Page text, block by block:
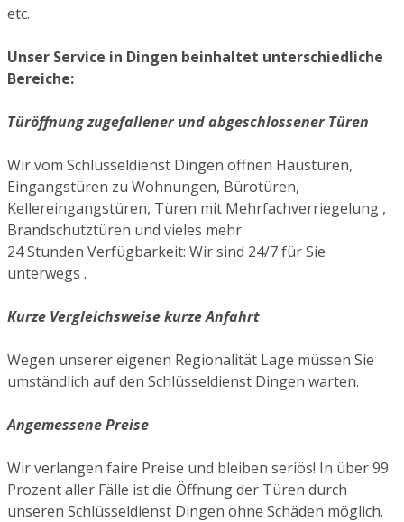
etc.
Unser Service in Dingen beinhaltet unterschiedliche
Bereiche:
Türöffnung zugefallener und abgeschlossener Türen
Wir vom Schlüsseldienst Dingen öffnen Haustüren,
Eingangstüren zu Wohnungen, Bürotüren,
Kellereingangstüren, Türen mit Mehrfachverriegelung ,
Brandschutztüren und vieles mehr.
24 Stunden Verfügbarkeit: Wir sind 24/7 für Sie
unterwegs .
Kurze Vergleichsweise kurze Anfahrt
Wegen unserer eigenen Regionalität Lage müssen Sie
umständlich auf den Schlüsseldienst Dingen warten.
Angemessene Preise
Wir verlangen faire Preise und bleiben seriös! In über 99
Prozent aller Fälle ist die Öffnung der Türen durch
unseren Schlüsseldienst Dingen ohne Schäden möglich.